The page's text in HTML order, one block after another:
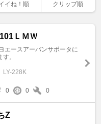
イね！順 クリップ順
ＬＭＷ
エースアーバンサポータに
。
LY-228K
0 0 0
Z